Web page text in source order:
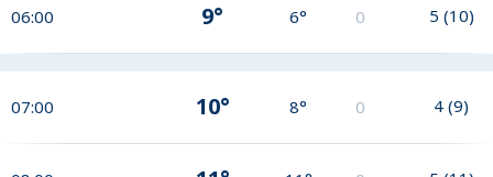
06:00 9° 6° 0 5 (10)
07:00 10° 8° 0 4 (9)